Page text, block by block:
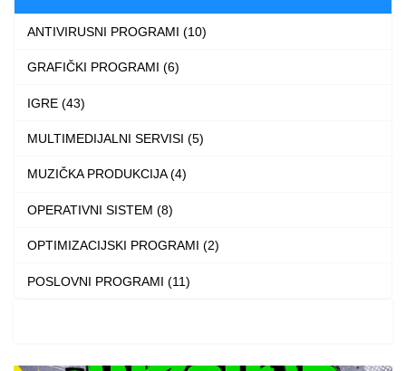
ANTIVIRUSNI PROGRAMI (10)
GRAFIČKI PROGRAMI (6)
IGRE (43)
MULTIMEDIJALNI SERVISI (5)
MUZIČKA PRODUKCIJA (4)
OPERATIVNI SISTEM (8)
OPTIMIZACIJSKI PROGRAMI (2)
POSLOVNI PROGRAMI (11)